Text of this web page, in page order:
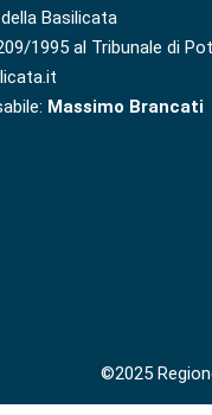
Basilicata
1995 al Tribunale di
Massimo Brancati
©2025